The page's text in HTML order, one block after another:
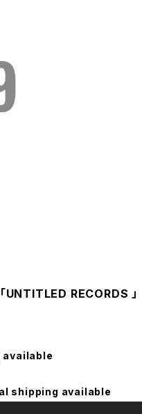
UNTITLED RECORDS 」
shipping available